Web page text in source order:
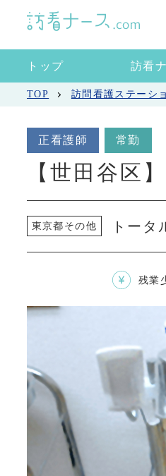
トップ 訪看
TOP 訪問看護ステーシ
正看護師 常勤
【世田谷区
東京都その他 トータ
残業